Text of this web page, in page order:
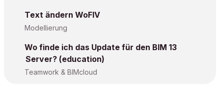
Text ändern WoFIV
Modellierung
Wo finde ich das Update für den BIM 13
Server? (education)
Teamwork & BIMcloud